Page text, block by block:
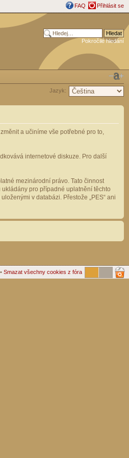
FAQ Přihlásit se
Pokročilé hledání
Jazyk:
a učiníme vše potřebné pro to,
internetové diskuze. Pro další
mezinárodní právo. Tato činnost
pro případné uplatnění těchto
v databázi. Přestože „PES“ ani
Smazat všechny cookies z fóra